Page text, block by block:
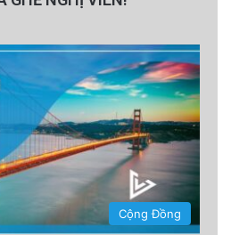
program
among migrants found
advertisement
Cộng Đồng